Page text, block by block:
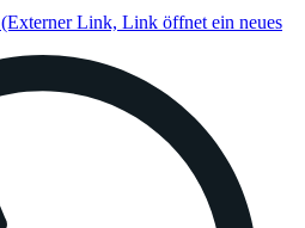
(Externer Link, Link öffnet ein neues